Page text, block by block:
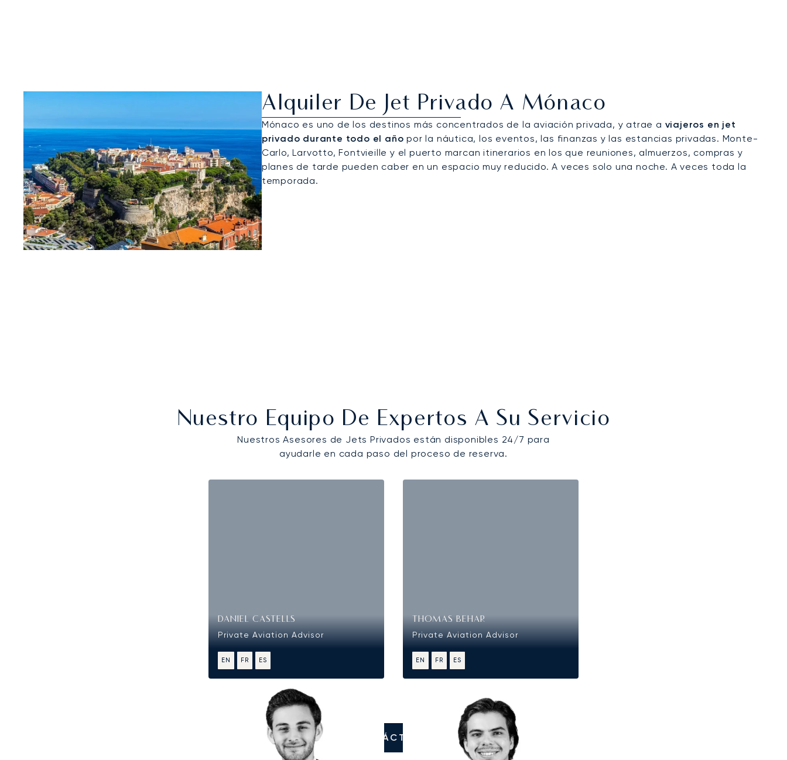
Alquiler De Jet Privado A Mónaco
Mónaco es uno de los destinos más concentrados de la aviación privada, y atrae a viajeros en jet
privado durante todo el año por la náutica, los eventos, las finanzas y las estancias privadas. Monte-
Carlo, Larvotto, Fontvieille y el puerto marcan itinerarios en los que reuniones, almuerzos, compras y
planes de tarde pueden caber en un espacio muy reducido. A veces solo una noche. A veces toda la
temporada.
Nuestro Equipo De Expertos A Su Servicio
Nuestros Asesores de Jets Privados están disponibles 24/7 para
ayudarle en cada paso del proceso de reserva.
DANIEL CASTELLS
Private Aviation Advisor
EN FR ES
THOMAS BEHAR
Private Aviation Advisor
EN FR ES
CONTÁCTENOS